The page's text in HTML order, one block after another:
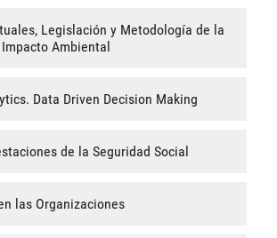
Legislación y Metodología de la
Ambiental
Data Driven Decision Making
de la Seguridad Social
las Organizaciones